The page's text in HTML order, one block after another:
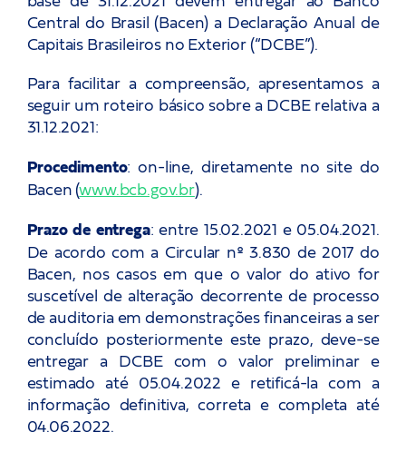
Let’s talk!
and keep in touch
Central do Brasil (Bacen) a Declaração Anual de
Capitais Brasileiros no Exterior (“DCBE”).
Para facilitar a compreensão, apresentamos a
seguir um roteiro básico sobre a DCBE relativa a
31.12.2021:
Procedimento: on-line, diretamente no site do
Bacen (www.bcb.gov.br).
Prazo de entrega: entre 15.02.2021 e 05.04.2021.
De acordo com a Circular nº 3.830 de 2017 do
Bacen, nos casos em que o valor do ativo for
suscetível de alteração decorrente de processo
de auditoria em demonstrações financeiras a ser
concluído posteriormente este prazo, deve-se
entregar a DCBE com o valor preliminar e
estimado até 05.04.2022 e retificá-la com a
informação definitiva, correta e completa até
04.06.2022.